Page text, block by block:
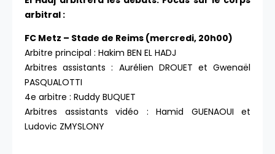
arbitral :
FC Metz – Stade de Reims (mercredi, 20h00)
Arbitre principal : Hakim BEN EL HADJ
Arbitres assistants : Aurélien DROUET et Gwenaël
PASQUALOTTI
4e arbitre : Ruddy BUQUET
Arbitres assistants vidéo : Hamid GUENAOUI et
Ludovic ZMYSLONY